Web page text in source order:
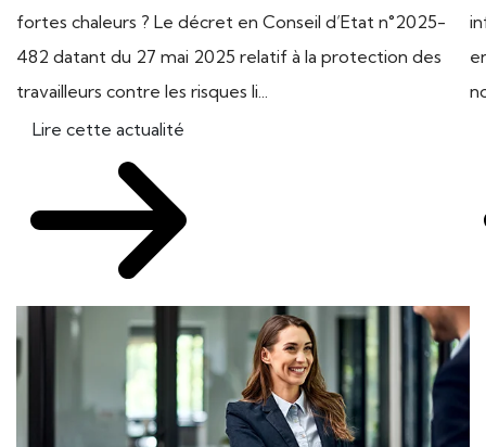
fortes chaleurs ? Le décret en Conseil d’Etat n°2025-
482 datant du 27 mai 2025 relatif à la protection des
travailleurs contre les risques li...
Lire cette actualité